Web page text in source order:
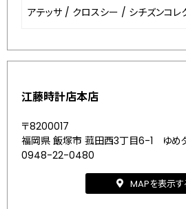
アテッサ / クロスシー / シチズンコレ
江藤時計店本店
〒8200017
福岡県 飯塚市 菰田西3丁目6-1 ゆめ
0948-22-0480
MAPを表示す